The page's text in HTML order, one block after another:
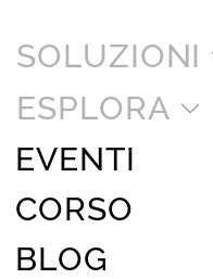
SOLUZIONI
ESPLORA
EVENTI
CORSO
BLOG